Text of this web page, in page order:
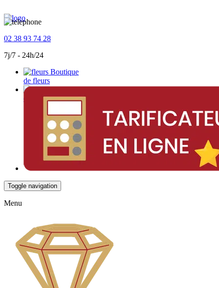
02 38 93 74 28
7j/7 - 24h/24
Boutique
de fleurs
Devis
en ligne
Toggle navigation
Menu